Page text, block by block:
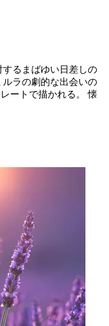
るまばゆい日差しの
ラの劇的な出会いの
ートで描かれる。 懐